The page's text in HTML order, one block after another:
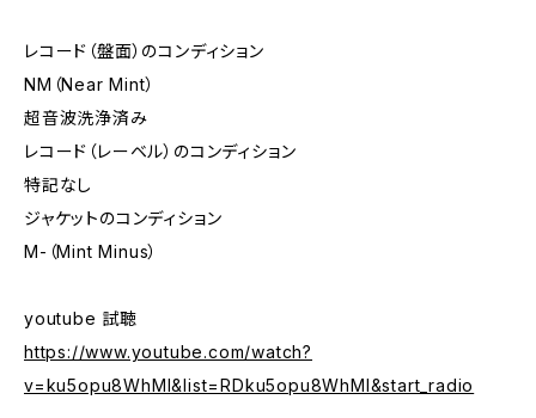
レコード（盤面）のコンディション
NM（Near Mint）
超音波洗浄済み
レコード（レーベル）のコンディション
特記なし
ジャケットのコンディション
M-（Mint Minus）
youtube 試聴
https://www.youtube.com/watch?
v=ku5opu8WhMI&list=RDku5opu8WhMI&start_radio